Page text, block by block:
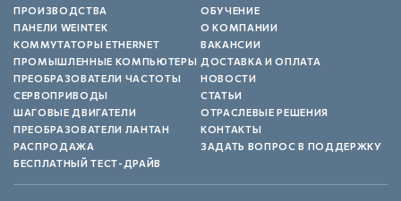
ПРОИЗВОДСТВА
ПАНЕЛИ WEINTEK
КОММУТАТОРЫ ETHERNET
ПРОМЫШЛЕННЫЕ КОМПЬЮТЕРЫ
ПРЕОБРАЗОВАТЕЛИ ЧАСТОТЫ
СЕРВОПРИВОДЫ
ШАГОВЫЕ ДВИГАТЕЛИ
ПРЕОБРАЗОВАТЕЛИ ЛАНТАН
РАСПРОДАЖА
БЕСПЛАТНЫЙ ТЕСТ-ДРАЙВ
ОБУЧЕНИЕ
О КОМПАНИИ
ВАКАНСИИ
ДОСТАВКА И ОПЛАТА
НОВОСТИ
СТАТЬИ
ОТРАСЛЕВЫЕ РЕШЕНИЯ
КОНТАКТЫ
ЗАДАТЬ ВОПРОС В ПОДДЕРЖКУ